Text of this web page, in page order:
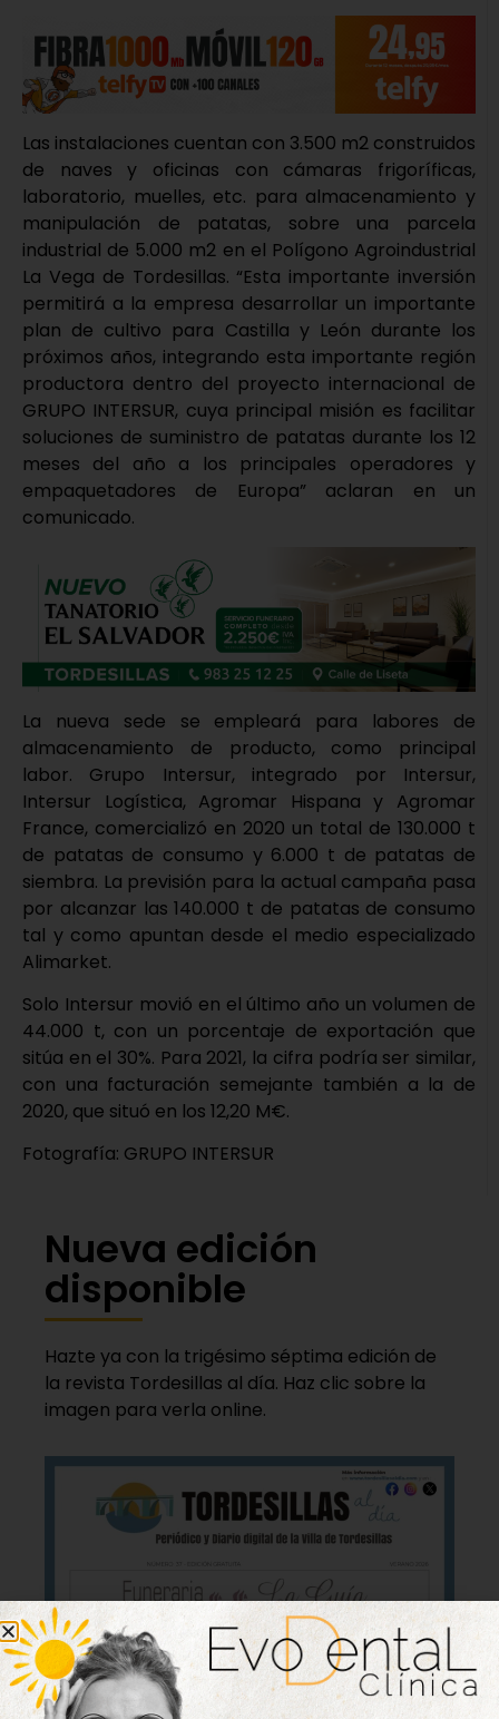
Las instalaciones cuentan con 3.500 m2 construidos
de naves y oficinas con cámaras frigoríficas,
laboratorio, muelles, etc. para almacenamiento y
manipulación de patatas, sobre una parcela
industrial de 5.000 m2 en el Polígono Agroindustrial
La Vega de Tordesillas. “Esta importante inversión
permitirá a la empresa desarrollar un importante
plan de cultivo para Castilla y León durante los
próximos años, integrando esta importante región
productora dentro del proyecto internacional de
GRUPO INTERSUR, cuya principal misión es facilitar
soluciones de suministro de patatas durante los 12
meses del año a los principales operadores y
empaquetadores de Europa” aclaran en un
comunicado.
La nueva sede se empleará para labores de
almacenamiento de producto, como principal
labor. Grupo Intersur, integrado por Intersur,
Intersur Logística, Agromar Hispana y Agromar
France, comercializó en 2020 un total de 130.000 t
de patatas de consumo y 6.000 t de patatas de
siembra. La previsión para la actual campaña pasa
por alcanzar las 140.000 t de patatas de consumo
tal y como apuntan desde el medio especializado
Alimarket.
Solo Intersur movió en el último año un volumen de
44.000 t, con un porcentaje de exportación que
sitúa en el 30%. Para 2021, la cifra podría ser similar,
con una facturación semejante también a la de
2020, que situó en los 12,20 M€.
Fotografía: GRUPO INTERSUR
Nueva edición
disponible
Hazte ya con la trigésimo séptima edición de
la revista Tordesillas al día. Haz clic sobre la
imagen para verla online.